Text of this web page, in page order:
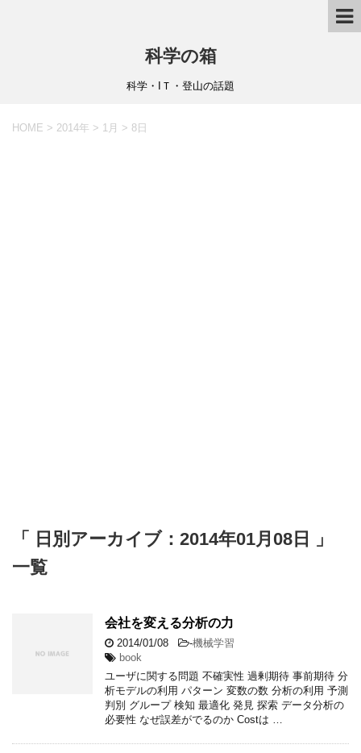
科学の箱
科学・IＴ・登山の話題
HOME > 2014年 > 1月 > 8日
「 日別アーカイブ：2014年01月08日 」
一覧
会社を変える分析の力
2014/01/08 -機械学習
book
ユーザに関する問題 不確実性 過剰期待 事前期待 分
析モデルの利用 パターン 変数の数 分析の利用 予測
判別 グループ 検知 最適化 発見 探索 データ分析の
必要性 なぜ誤差がでるのか Costは …